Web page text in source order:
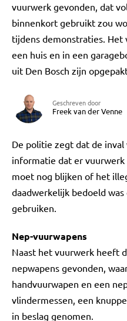
vuurwerk gevonden, dat
binnenkort gebruikt zou
tijdens demonstraties.
een huis en in een
uit Den Bosch zijn
Geschreven door
Freek van der Venne
De politie zegt dat de inval
informatie dat er vuurwerk
moet nog blijken of het
daadwerkelijk bedoeld
gebruiken.
Nep-vuurwapens
Naast het vuurwerk heeft
nepwapens gevonden,
handvuurwapen en een
vlindermessen, een
in beslag genomen.